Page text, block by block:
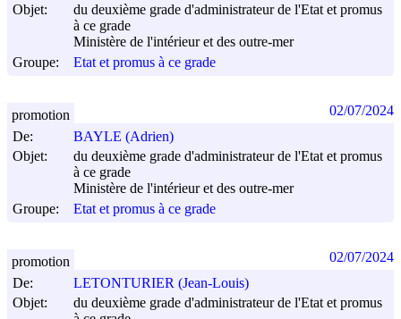
Objet:
du deuxième grade d'administrateur de l'Etat et promus
à ce grade
Ministère de l'intérieur et des outre-mer
Groupe:
Etat et promus à ce grade
De:
BAYLE (Adrien)
Objet:
du deuxième grade d'administrateur de l'Etat et promus
à ce grade
Ministère de l'intérieur et des outre-mer
Groupe:
Etat et promus à ce grade
promotion 02/07/2024
De:
LETONTURIER (Jean-Louis)
Objet:
du deuxième grade d'administrateur de l'Etat et promus
promotion 02/07/2024